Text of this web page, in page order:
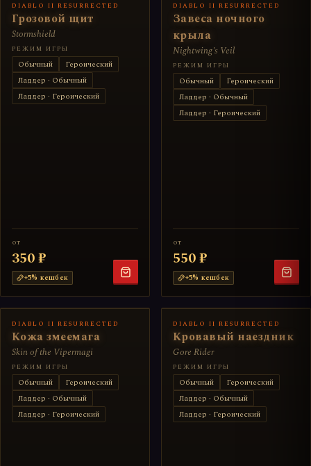
DIABLO II RESURRECTED
Грозовой щит
Stormshield
РЕЖИМ ИГРЫ
Обычный
Героический
Ладдер · Обычный
Ладдер · Героический
от
350 ₽
+5% кешбек
DIABLO II RESURRECTED
Завеса ночного
крыла
Nightwing's Veil
РЕЖИМ ИГРЫ
Обычный
Героический
Ладдер · Обычный
Ладдер · Героический
от
550 ₽
+5% кешбек
DIABLO II RESURRECTED
Кожа змеемага
Skin of the Vipermagi
РЕЖИМ ИГРЫ
Обычный
Героический
Ладдер · Обычный
Ладдер · Героический
DIABLO II RESURRECTED
Кровавый наездник
Gore Rider
РЕЖИМ ИГРЫ
Обычный
Героический
Ладдер · Обычный
Ладдер · Героический